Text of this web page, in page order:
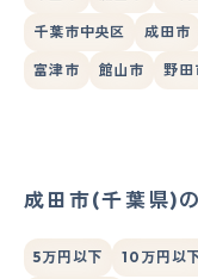
千葉市中央区 成田市
富津市 館山市 野田
成田市(千葉県)
5万円以下 10万円以